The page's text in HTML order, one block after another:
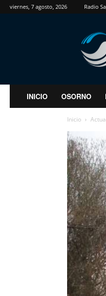
viernes, 7 agosto, 2026 Radio
INICIO OSORNO
Inicio